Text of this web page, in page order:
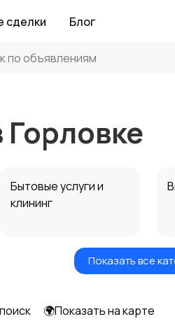
сделки Блог
Бытовые услуги и
клининг
ИнформационныеПоказать все
🌍Показать на карте